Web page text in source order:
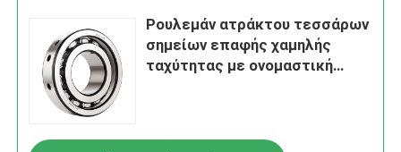
Ρουλεμάν ατράκτου τεσσάρων
σημείων επαφής χαμηλής
ταχύτητας με ονομαστική